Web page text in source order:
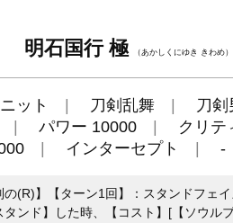
明石国行 極 （あかしくにゆき きわめ）
ット 刀剣乱舞
刀剣
パワー 10000
クリテ
インターセプト -
の(R)】【ターン1回】：スタンドフェ
タンド】した時、【コスト】[【ソウル